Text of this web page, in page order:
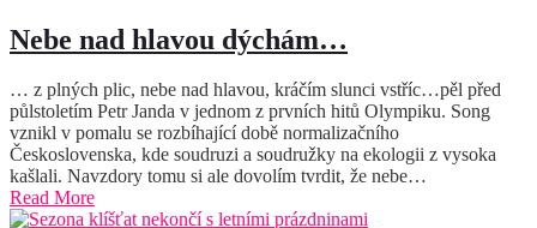
Nebe nad hlavou dýchám…
… z plných plic, nebe nad hlavou, kráčím slunci vstříc…pěl před
půlstoletím Petr Janda v jednom z prvních hitů Olympiku. Song
vznikl v pomalu se rozbíhající době normalizačního
Československa, kde soudruzi a soudružky na ekologii z vysoka
kašlali. Navzdory tomu si ale dovolím tvrdit, že nebe…
Read More